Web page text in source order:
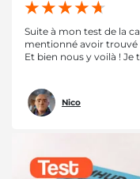
Suite à mon test de la
mentionné avoir trouvé
Et bien nous y voilà ! Je
Nico